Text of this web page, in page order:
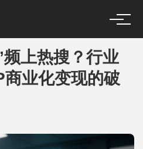
上热搜？行业
业化变现的破